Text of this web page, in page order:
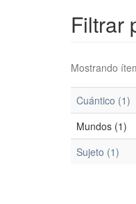
Filtrar
Mostrando
Cuántico (1)
Mundos (1)
Sujeto (1)